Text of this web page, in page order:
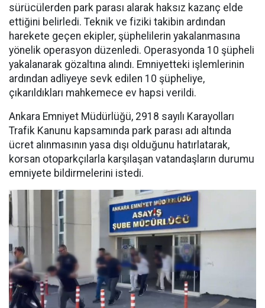
sürücülerden park parası alarak haksız kazanç elde
ettiğini belirledi. Teknik ve fiziki takibin ardından
harekete geçen ekipler, şüphelilerin yakalanmasına
yönelik operasyon düzenledi. Operasyonda 10 şüpheli
yakalanarak gözaltına alındı. Emniyetteki işlemlerinin
ardından adliyeye sevk edilen 10 şüpheliye,
çıkarıldıkları mahkemece ev hapsi verildi.
Ankara Emniyet Müdürlüğü, 2918 sayılı Karayolları
Trafik Kanunu kapsamında park parası adı altında
ücret alınmasının yasa dışı olduğunu hatırlatarak,
korsan otoparkçılarla karşılaşan vatandaşların durumu
emniyete bildirmelerini istedi.